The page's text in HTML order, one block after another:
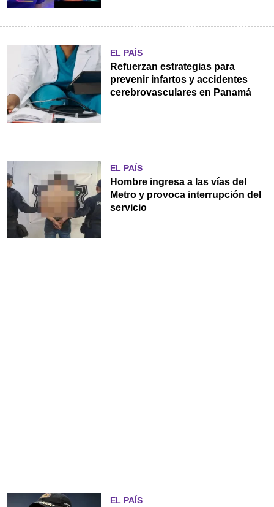
EL PAÍS
Refuerzan estrategias para
prevenir infartos y accidentes
cerebrovasculares en Panamá
EL PAÍS
Hombre ingresa a las vías del
Metro y provoca interrupción del
servicio
EL PAÍS